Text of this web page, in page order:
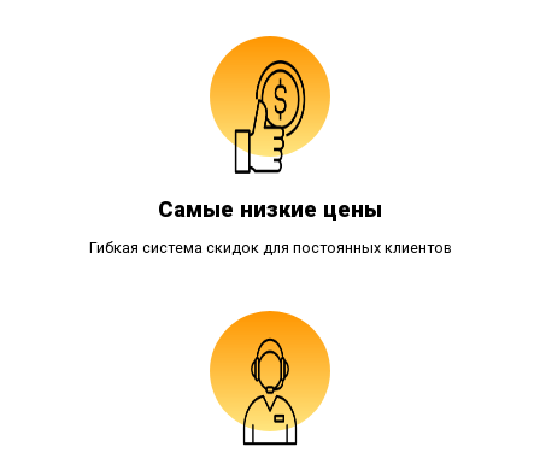
Самые низкие цены
Гибкая система скидок для постоянных клиентов